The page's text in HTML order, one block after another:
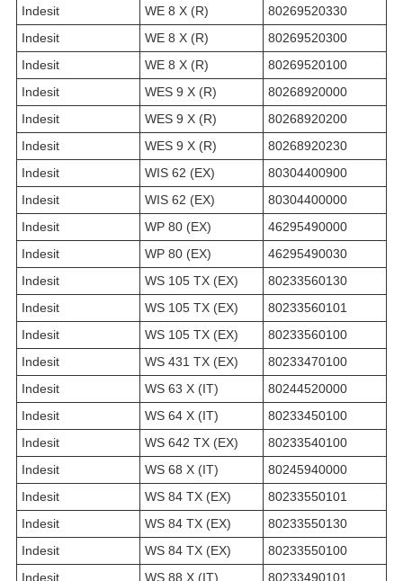
Indesit
WE 8 X (R)
80269520330
Indesit
WE 8 X (R)
80269520300
Indesit
WE 8 X (R)
80269520100
Indesit
WES 9 X (R)
80268920000
Indesit
WES 9 X (R)
80268920200
Indesit
WES 9 X (R)
80268920230
Indesit
WIS 62 (EX)
80304400900
Indesit
WIS 62 (EX)
80304400000
Indesit
WP 80 (EX)
46295490000
Indesit
WP 80 (EX)
46295490030
Indesit
WS 105 TX (EX)
80233560130
Indesit
WS 105 TX (EX)
80233560101
Indesit
WS 105 TX (EX)
80233560100
Indesit
WS 431 TX (EX)
80233470100
Indesit
WS 63 X (IT)
80244520000
Indesit
WS 64 X (IT)
80233450100
Indesit
WS 642 TX (EX)
80233540100
Indesit
WS 68 X (IT)
80245940000
Indesit
WS 84 TX (EX)
80233550101
Indesit
WS 84 TX (EX)
80233550130
Indesit
WS 84 TX (EX)
80233550100
Indesit
WS 88 X (IT)
80233490101